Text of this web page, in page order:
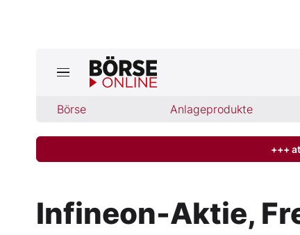
Börse Anlageprodukte
Jetzt aktuelle Ausgabe BÖRSE ONLINE
Finanz-Check
+++
Infineon-Aktie,